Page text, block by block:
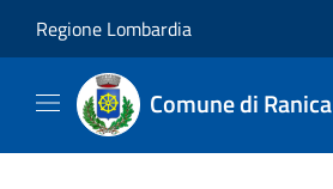
Regione Lombardia
Comune di Ranica